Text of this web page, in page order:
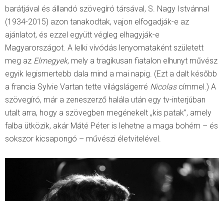
barátjával és állandó szövegíró társával, S. Nagy Istvánnal
(1934-2015) azon tanakodtak, vajon elfogadják-e az
ajánlatot, és ezzel együtt végleg elhagyják-e
Magyarországot. A lelki vívódás lenyomataként született
meg az Elmegyek, mely a tragikusan fiatalon elhunyt művész
egyik legismertebb dala mind a mai napig. (Ezt a dalt később
a francia Sylvie Vartan tette világslágerré Nicolascímmel.) A
szövegíró, már a zeneszerző halála után egy tv-interjúban
utalt arra, hogy a szövegben megénekelt „kis patak”, amely
falba ütközik, akár Máté Péter is lehetne a maga bohém – és
sokszor kicsapongó – művészi életvitelével.